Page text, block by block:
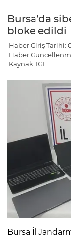
Bursa’da
bloke edildi
Haber Giriş Tarihi:
Haber
Kaynak: IGF
Bursa İl